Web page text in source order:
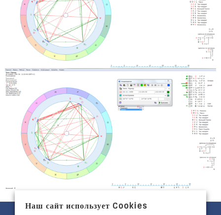
Наш сайт использует Cookies